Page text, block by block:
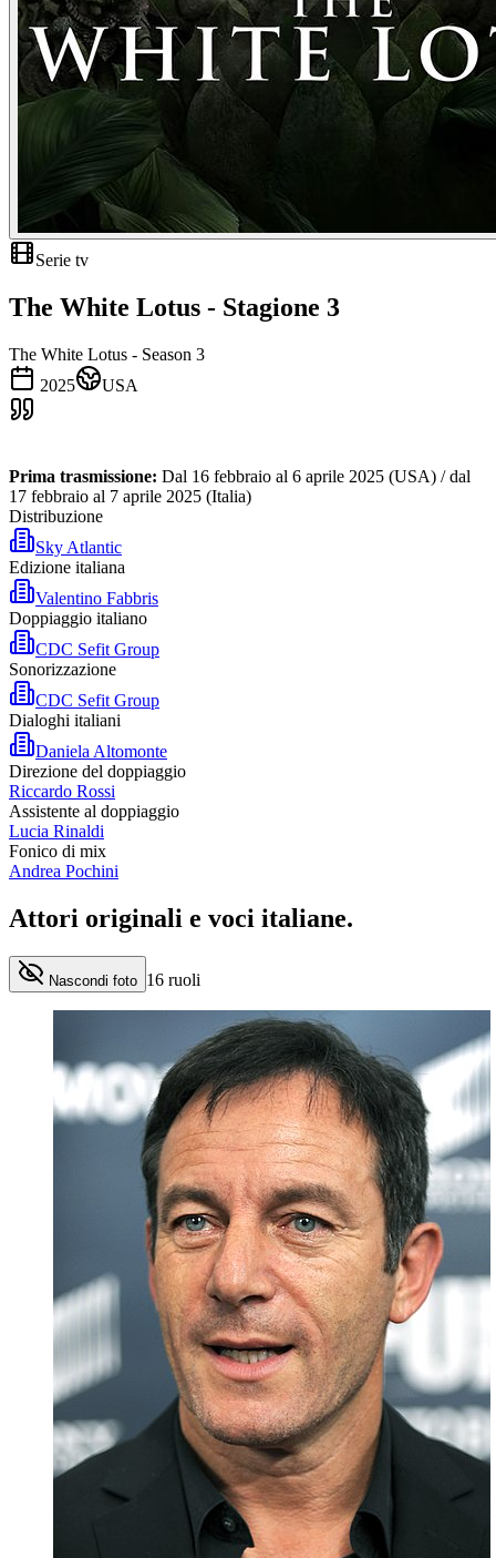
Serie tv
The White Lotus - Stagione 3
The White Lotus - Season 3
2025
USA
Prima trasmissione: Dal 16 febbraio al 6 aprile 2025 (USA) / dal
17 febbraio al 7 aprile 2025 (Italia)
Distribuzione
Sky Atlantic
Edizione italiana
Valentino Fabbris
Doppiaggio italiano
CDC Sefit Group
Sonorizzazione
CDC Sefit Group
Dialoghi italiani
Daniela Altomonte
Direzione del doppiaggio
Riccardo Rossi
Assistente al doppiaggio
Lucia Rinaldi
Fonico di mix
Andrea Pochini
Attori originali e voci italiane.
Nascondi foto 16 ruoli